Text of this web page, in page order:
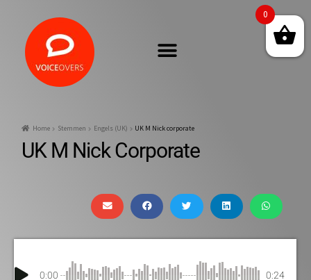
Home Stemmen Engels (UK) UK M Nick corporate
UK M Nick Corporate
0:00 0:24
0